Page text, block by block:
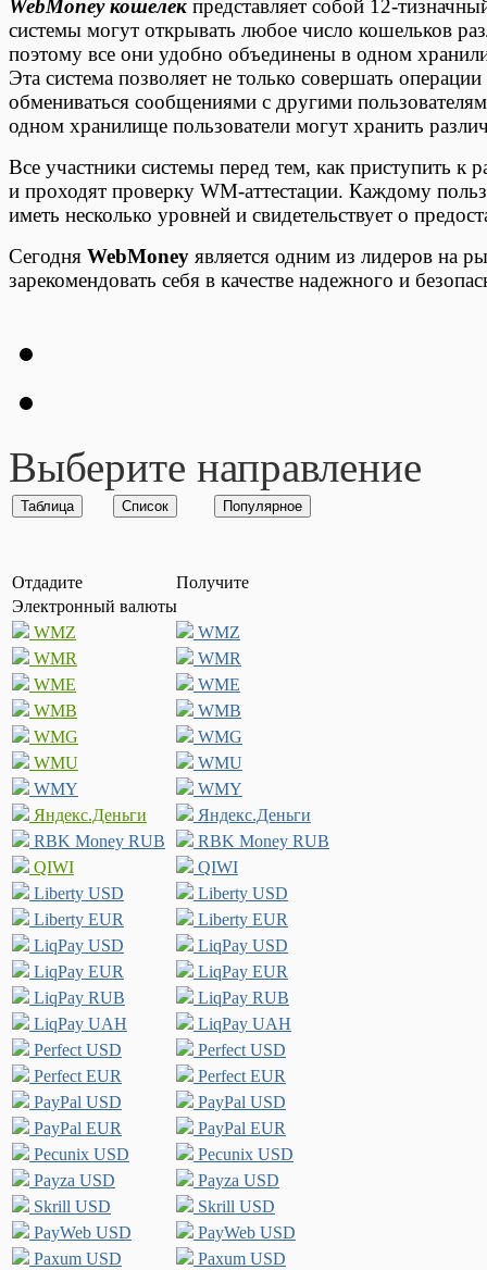
WebMoney кошелек представляет собой 12-
системы могут открывать любое число кошельков
поэтому все они удобно объединены в одном
Эта система позволяет не только совершать
обмениваться сообщениями с другими
одном хранилище пользователи могут хранить
Все участники системы перед тем, как приступить к
и проходят проверку WM-аттестации. Каждому
иметь несколько уровней и свидетельствует о
Сегодня WebMoney является одним из лидеров на
зарекомендовать себя в качестве надежного и
Выберите направление
Отдадите
Получите
Электронный валюты
WMZ
WMZ
WMR
WMR
WME
WME
WMB
WMB
WMG
WMG
WMU
WMU
WMY
WMY
Яндекс.Деньги
Яндекс.Деньги
RBK Money RUB
RBK Money RUB
QIWI
QIWI
Liberty USD
Liberty USD
Liberty EUR
Liberty EUR
LiqPay USD
LiqPay USD
LiqPay EUR
LiqPay EUR
LiqPay RUB
LiqPay RUB
LiqPay UAH
LiqPay UAH
Perfect USD
Perfect USD
Perfect EUR
Perfect EUR
PayPal USD
PayPal USD
PayPal EUR
PayPal EUR
Pecunix USD
Pecunix USD
Payza USD
Payza USD
Skrill USD
Skrill USD
PayWeb USD
PayWeb USD
Paxum USD
Paxum USD